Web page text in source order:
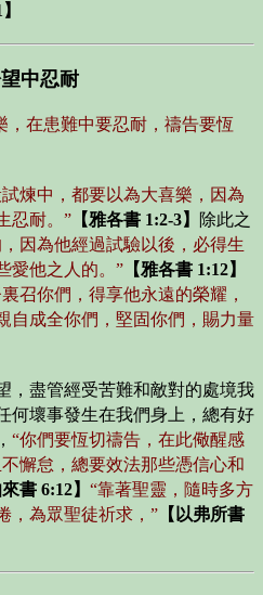
中忍耐
，在患難中要忍耐，禱告要恆
煉中，都要以為大喜樂，因為
忍耐。” 【雅各書 1:2-3】
除此之
因為他經過試驗以後，必得生
愛他之人的。” 【雅各書 1:12】
召你們，得享他永遠的榮耀，
自成全你們，堅固你們，賜力量
，盡管經受苦難和敵對的處境我
何壞事發生在我們身上，總有好
“你們要恆切禱告，在此儆醒感
不懈怠，總要效法那些憑信心和
書 6:12】 “靠著聖靈，隨時多方
，為眾聖徒祈求，” 【以弗所書